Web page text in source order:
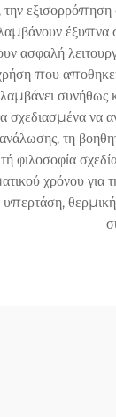
την
έξυπνα
ασφαλή
που
να
τη
φιλοσοφία
χρόνου για
θερμική